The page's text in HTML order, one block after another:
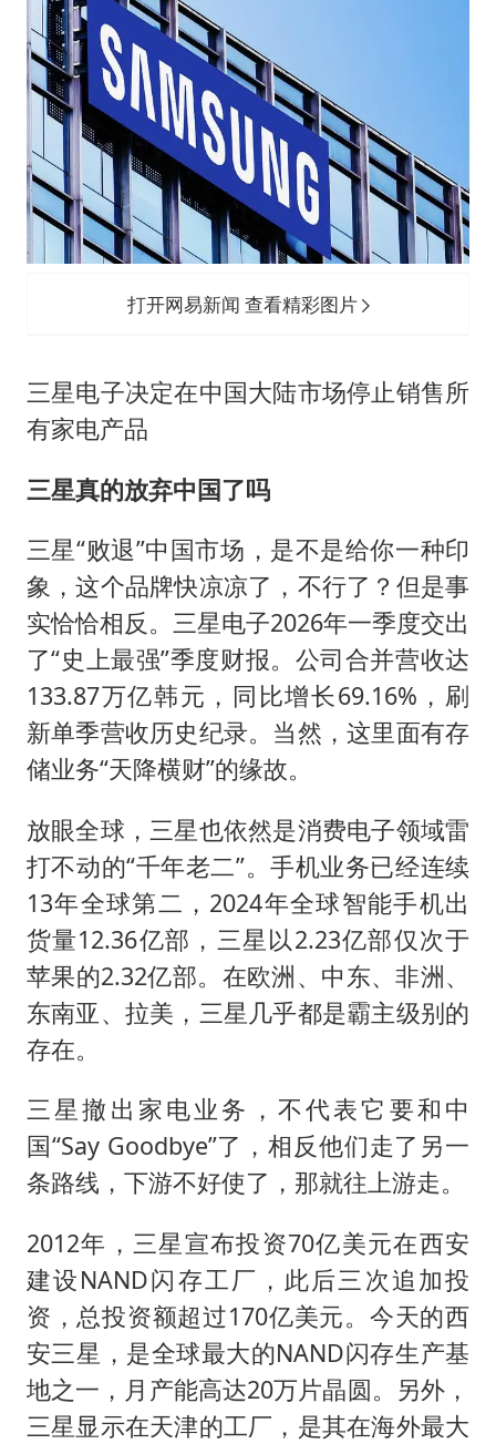
打开网易新闻 查看精彩图片
三星电子决定在中国大陆市场停止销售所
有家电产品
三星真的放弃中国了吗
三星“败退”中国市场，是不是给你一种印
象，这个品牌快凉凉了，不行了？但是事
实恰恰相反。三星电子2026年一季度交出
了“史上最强”季度财报。公司合并营收达
133.87万亿韩元，同比增长69.16%，刷
新单季营收历史纪录。当然，这里面有存
储业务“天降横财”的缘故。
放眼全球，三星也依然是消费电子领域雷
打不动的“千年老二”。手机业务已经连续
13年全球第二，2024年全球智能手机出
货量12.36亿部，三星以2.23亿部仅次于
苹果的2.32亿部。在欧洲、中东、非洲、
东南亚、拉美，三星几乎都是霸主级别的
存在。
三星撤出家电业务，不代表它要和中
国“Say Goodbye”了，相反他们走了另一
条路线，下游不好使了，那就往上游走。
2012年，三星宣布投资70亿美元在西安
建设NAND闪存工厂，此后三次追加投
资，总投资额超过170亿美元。今天的西
安三星，是全球最大的NAND闪存生产基
地之一，月产能高达20万片晶圆。另外，
三星显示在天津的工厂，是其在海外最大